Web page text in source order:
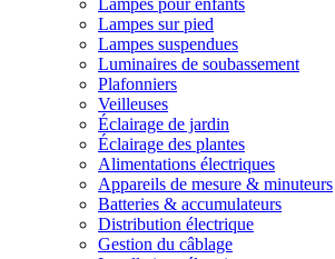
Lampes pour enfants
Lampes sur pied
Lampes suspendues
Luminaires de soubassement
Plafonniers
Veilleuses
Éclairage de jardin
Éclairage des plantes
Alimentations électriques
Appareils de mesure & minuteurs
Batteries & accumulateurs
Distribution électrique
Gestion du câblage